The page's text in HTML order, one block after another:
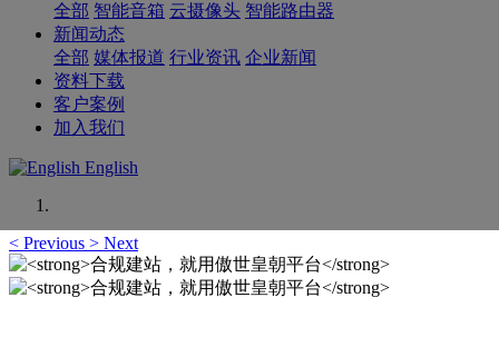
全部 智能音箱 云摄像头 智能路由器
新闻动态
全部 媒体报道 行业资讯 企业新闻
资料下载
客户案例
加入我们
English
< Previous > Next